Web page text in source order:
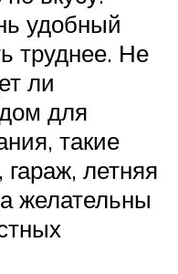
удобный
труднее. Не
ли
для
такие
гараж, летняя
желательны